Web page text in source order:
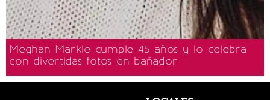
Meghan Markle cumple 45 años y lo celebra
con divertidas fotos en bañador